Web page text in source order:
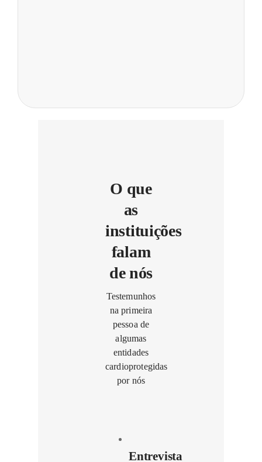
O que
as
instituições
falam
de nós
Testemunhos
na primeira
pessoa de
algumas
entidades
cardioprotegidas
por nós
Entrevista